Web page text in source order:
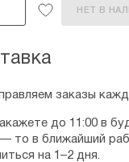
НЕТ В
заказы
до 11:00 в
то в ближайший
на 1–2 дня.